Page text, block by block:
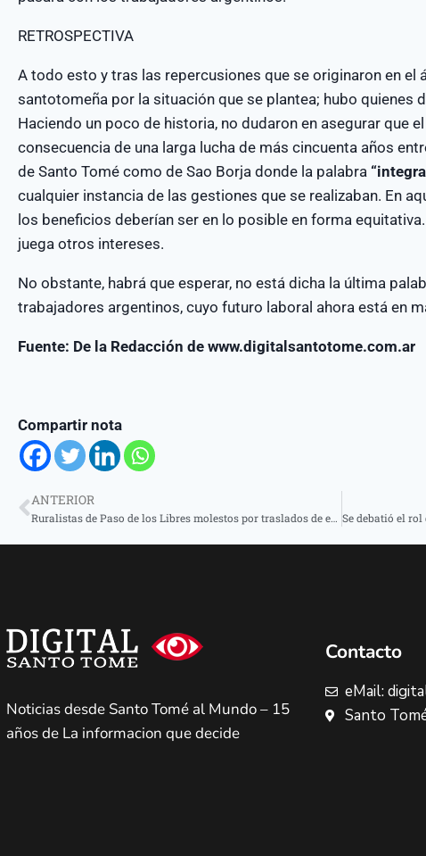
RETROSPECTIVA
A todo esto y tras las repercusiones que se originaron en el
santotomeña por la situación que se plantea; hubo quienes
Haciendo un poco de historia, no dudaron en asegurar que
consecuencia de una larga lucha de más cincuenta años
de Santo Tomé como de Sao Borja donde la palabra
cualquier instancia de las gestiones que se realizaban. En
los beneficios deberían ser en lo posible en forma
juega otros intereses.
No obstante, habrá que esperar, no está dicha la última
trabajadores argentinos, cuyo futuro laboral ahora está en
Fuente: De la Redacción de www.digitalsantotome.com.ar
Compartir nota
ANTERIOR
Ruralistas de Paso de los Libres molestos por traslados de efectivos del PRIAR
Noticias desde Santo Tomé al Mundo – 15
años de La informacion que decide
Contacto
eMail:
Santo